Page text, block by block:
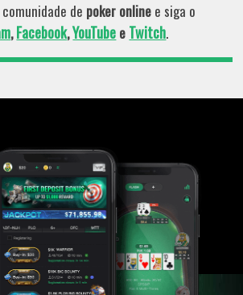
de poker online e siga o
,Facebook,YouTube e Twitch.